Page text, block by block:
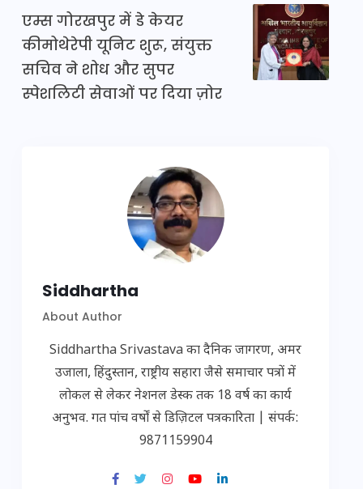
एम्स गोरखपुर में डे केयर
कीमोथेरेपी यूनिट शुरू, संयुक्त
सचिव ने शोध और सुपर
स्पेशलिटी सेवाओं पर दिया ज़ोर
Siddhartha
About Author
Siddhartha Srivastava का दैनिक जागरण, अमर
उजाला, हिंदुस्तान, राष्ट्रीय सहारा जैसे समाचार पत्रों में
लोकल से लेकर नेशनल डेस्क तक 18 वर्ष का कार्य
अनुभव. गत पांच वर्षों से डिज़िटल पत्रकारिता | संपर्क:
9871159904